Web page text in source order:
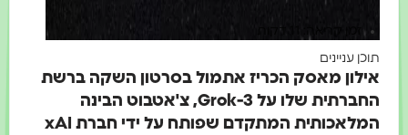
זמן קריאה: 11 דקות
תוכן עניינים
אילון מאסק הכריז אתמול בסרטון השקה ברשת
החברתית שלו על Grok-3, צ'אטבוט הבינה
המלאכותית המתקדם שפותח על ידי חברת xAI